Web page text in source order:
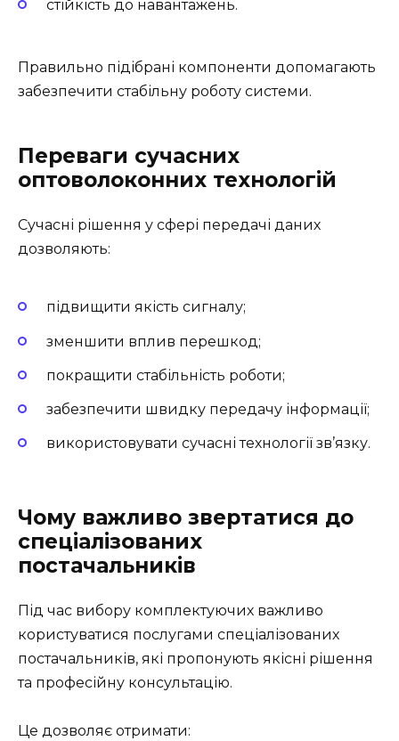
стійкість до навантажень.
Правильно підібрані компоненти допомагають
забезпечити стабільну роботу системи.
Переваги сучасних
оптоволоконних технологій
Сучасні рішення у сфері передачі даних
дозволяють:
підвищити якість сигналу;
зменшити вплив перешкод;
покращити стабільність роботи;
забезпечити швидку передачу інформації;
використовувати сучасні технології зв’язку.
Чому важливо звертатися до
спеціалізованих
постачальників
Під час вибору комплектуючих важливо
користуватися послугами спеціалізованих
постачальників, які пропонують якісні рішення
та професійну консультацію.
Це дозволяє отримати: